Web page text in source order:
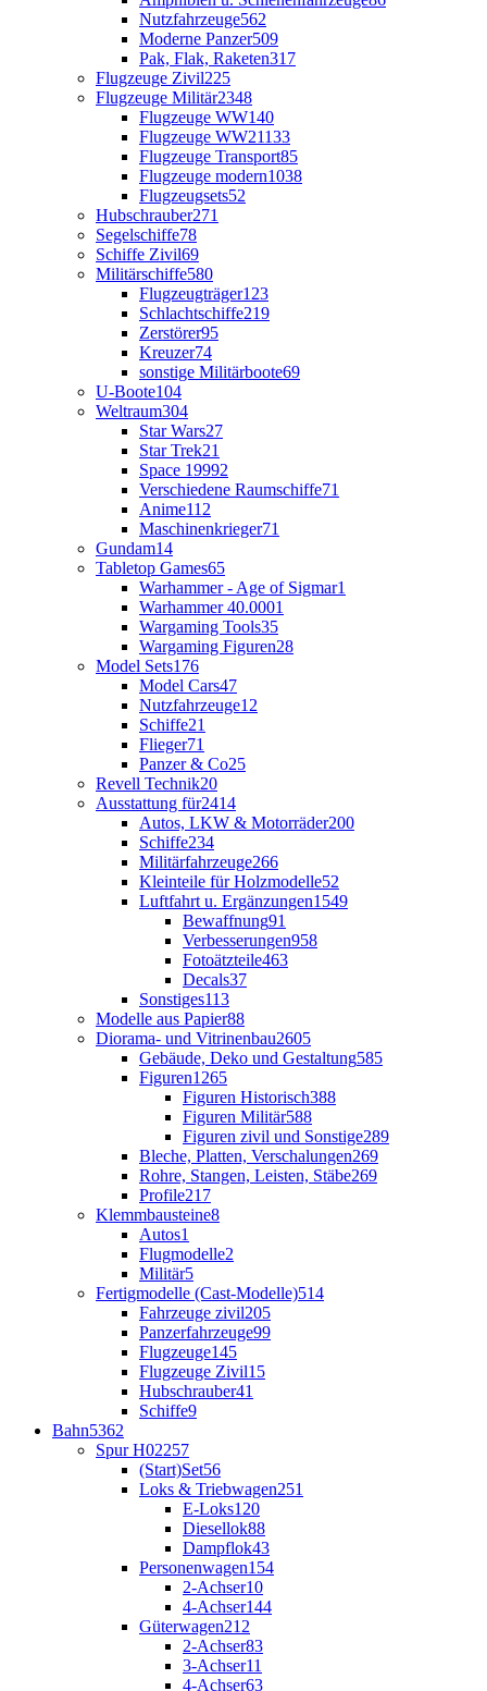
Nutzfahrzeuge562
Moderne Panzer509
Pak, Flak, Raketen317
Flugzeuge Zivil225
Flugzeuge Militär2348
Flugzeuge WW140
Flugzeuge WW21133
Flugzeuge Transport85
Flugzeuge modern1038
Flugzeugsets52
Hubschrauber271
Segelschiffe78
Schiffe Zivil69
Militärschiffe580
Flugzeugträger123
Schlachtschiffe219
Zerstörer95
Kreuzer74
sonstige Militärboote69
U-Boote104
Weltraum304
Star Wars27
Star Trek21
Space 19992
Verschiedene Raumschiffe71
Anime112
Maschinenkrieger71
Gundam14
Tabletop Games65
Warhammer - Age of Sigmar1
Warhammer 40.0001
Wargaming Tools35
Wargaming Figuren28
Model Sets176
Model Cars47
Nutzfahrzeuge12
Schiffe21
Flieger71
Panzer & Co25
Revell Technik20
Ausstattung für2414
Autos, LKW & Motorräder200
Schiffe234
Militärfahrzeuge266
Kleinteile für Holzmodelle52
Luftfahrt u. Ergänzungen1549
Bewaffnung91
Verbesserungen958
Fotoätzteile463
Decals37
Sonstiges113
Modelle aus Papier88
Diorama- und Vitrinenbau2605
Gebäude, Deko und Gestaltung585
Figuren1265
Figuren Historisch388
Figuren Militär588
Figuren zivil und Sonstige289
Bleche, Platten, Verschalungen269
Rohre, Stangen, Leisten, Stäbe269
Profile217
Klemmbausteine8
Autos1
Flugmodelle2
Militär5
Fertigmodelle (Cast-Modelle)514
Fahrzeuge zivil205
Panzerfahrzeuge99
Flugzeuge145
Flugzeuge Zivil15
Hubschrauber41
Schiffe9
Bahn5362
Spur H02257
(Start)Set56
Loks & Triebwagen251
E-Loks120
Diesellok88
Dampflok43
Personenwagen154
2-Achser10
4-Achser144
Güterwagen212
2-Achser83
3-Achser11
4-Achser63